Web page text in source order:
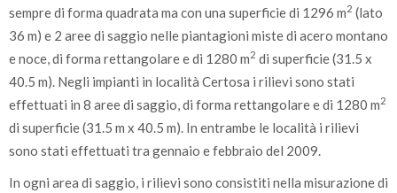
sempre di forma quadrata ma con una superficie di 1296 m2 (lato
36 m) e 2 aree di saggio nelle piantagioni miste di acero montano
e noce, di forma rettangolare e di 1280 m2 di superficie (31.5 x
40.5 m). Negli impianti in località Certosa i rilievi sono stati
effettuati in 8 aree di saggio, di forma rettangolare e di 1280 m2
di superficie (31.5 m x 40.5 m). In entrambe le località i rilievi
sono stati effettuati tra gennaio e febbraio del 2009.
In ogni area di saggio, i rilievi sono consistiti nella misurazione di